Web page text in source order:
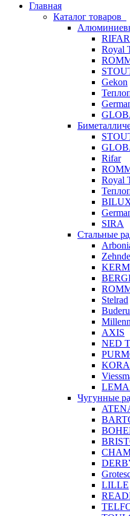
Главная
Каталог товаров
RIFAR
Royal
Gekon
Rifar
Royal
SIRA
Стальные
Stelrad
AXIS
NED
Чугунные
LILLE